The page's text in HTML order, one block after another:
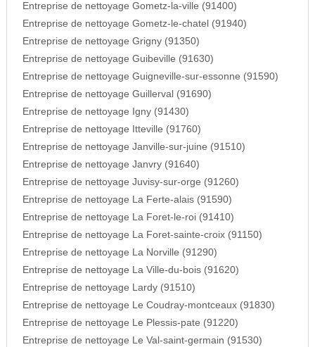
Entreprise de nettoyage Gometz-la-ville (91400)
Entreprise de nettoyage Gometz-le-chatel (91940)
Entreprise de nettoyage Grigny (91350)
Entreprise de nettoyage Guibeville (91630)
Entreprise de nettoyage Guigneville-sur-essonne (91590)
Entreprise de nettoyage Guillerval (91690)
Entreprise de nettoyage Igny (91430)
Entreprise de nettoyage Itteville (91760)
Entreprise de nettoyage Janville-sur-juine (91510)
Entreprise de nettoyage Janvry (91640)
Entreprise de nettoyage Juvisy-sur-orge (91260)
Entreprise de nettoyage La Ferte-alais (91590)
Entreprise de nettoyage La Foret-le-roi (91410)
Entreprise de nettoyage La Foret-sainte-croix (91150)
Entreprise de nettoyage La Norville (91290)
Entreprise de nettoyage La Ville-du-bois (91620)
Entreprise de nettoyage Lardy (91510)
Entreprise de nettoyage Le Coudray-montceaux (91830)
Entreprise de nettoyage Le Plessis-pate (91220)
Entreprise de nettoyage Le Val-saint-germain (91530)